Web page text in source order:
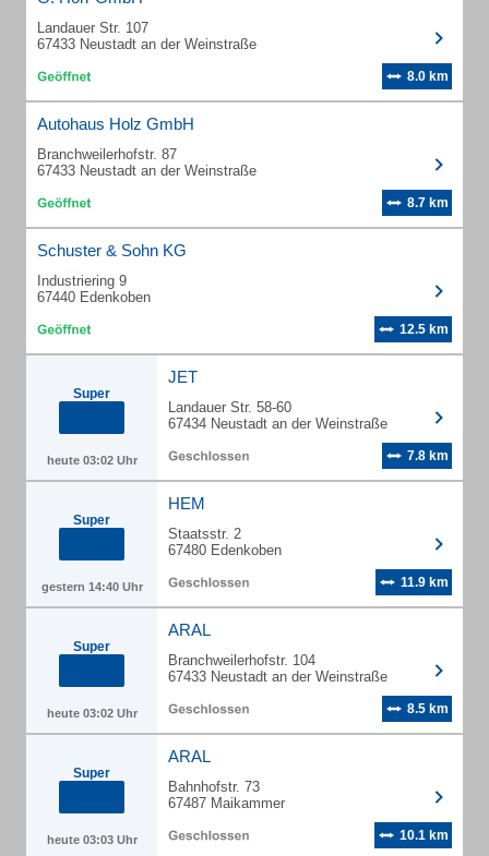
Landauer Str. 107
67433 Neustadt an der Weinstraße
8.0 km
Autohaus Holz GmbH
Branchweilerhofstr. 87
67433 Neustadt an der Weinstraße
8.7 km
Schuster & Sohn KG
Industriering 9
67440 Edenkoben
12.5 km
Super
heute 03:02 Uhr
JET
Landauer Str. 58-60
67434 Neustadt an der Weinstraße
7.8 km
Super
gestern 14:40 Uhr
HEM
Staatsstr. 2
67480 Edenkoben
11.9 km
Super
heute 03:02 Uhr
ARAL
Branchweilerhofstr. 104
67433 Neustadt an der Weinstraße
8.5 km
Super
heute 03:03 Uhr
ARAL
Bahnhofstr. 73
67487 Maikammer
10.1 km